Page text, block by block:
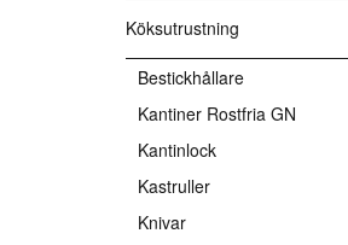
Köksutrustning
Bestickhållare
Kantiner Rostfria GN
Kantinlock
Kastruller
Knivar